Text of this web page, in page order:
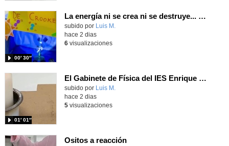
La energía ni se crea ni se destruye... ¡se experimenta! El Tierno en la Feria Madrid es Ciencia 2026
Contenido educativo.
subido por Luis M.
00′ 30″
hace 2 dias
6visualizaciones
El Gabinete de Física del IES Enrique Tierno Galván de Parla (Curso 25-26)
Contenido educativo.
subido por Luis M.
01′ 01″
hace 2 dias
5visualizaciones
Ositos a reacción